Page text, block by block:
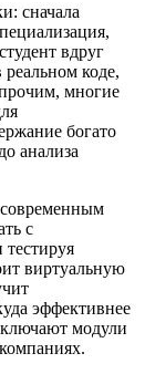
сначала
вдруг
реальном коде,
многие
богато
анализа
современным
с
тестируя
виртуальную
эффективнее
модули